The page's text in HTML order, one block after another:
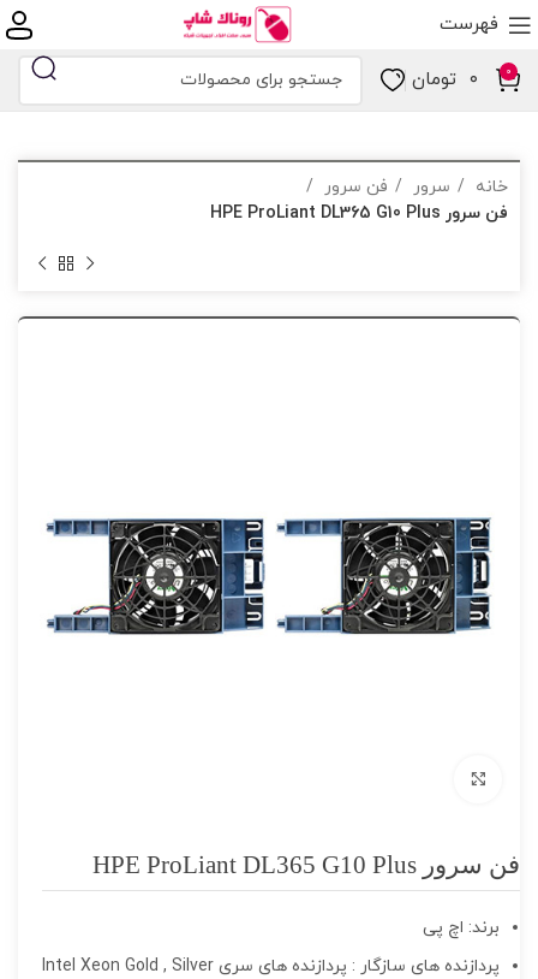
فهرست
0 ۰ تومان
خانه سرور
فن سرور
فن سرور HPE ProLiant DL365 G10 Plus
فن سرور HPE ProLiant DL365 G10 Plus
برند: اچ پی
پردازنده های سازگار : پردازنده های سری Intel Xeon Gold , Silver